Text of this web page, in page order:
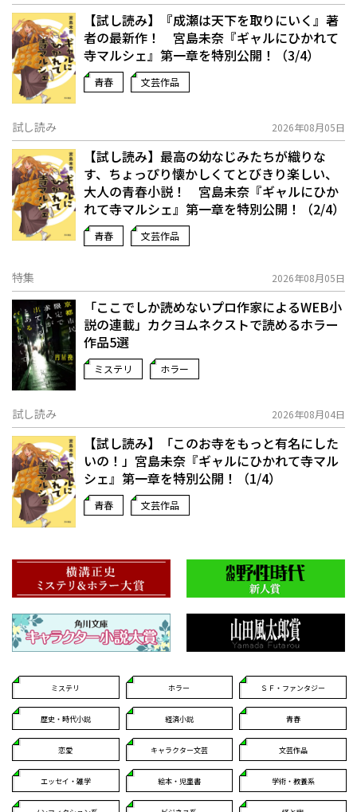
【試し読み】『成瀬は天下を取りにいく』著
者の最新作！ 宮島未奈『ギャルにひかれて
寺マルシェ』第一章を特別公開！（3/4）
青春 文芸作品
試し読み 2026年08月05日
【試し読み】最高の幼なじみたちが織りな
す、ちょっぴり懐かしくてとびきり楽しい、
大人の青春小説！ 宮島未奈『ギャルにひか
れて寺マルシェ』第一章を特別公開！（2/4）
青春 文芸作品
特集 2026年08月05日
「ここでしか読めないプロ作家によるWEB小
説の連載」――カクヨムネクストで読めるホラー
作品5選
ミステリ ホラー
試し読み 2026年08月04日
【試し読み】「このお寺をもっと有名にした
いの！」宮島未奈『ギャルにひかれて寺マル
シェ』第一章を特別公開！（1/4）
青春 文芸作品
ミステリ ホラー ＳＦ・ファンタジー
歴史・時代小説 経済小説 青春
恋愛 キャラクター文芸 文芸作品
エッセイ・雑学 絵本・児童書 学術・教養系